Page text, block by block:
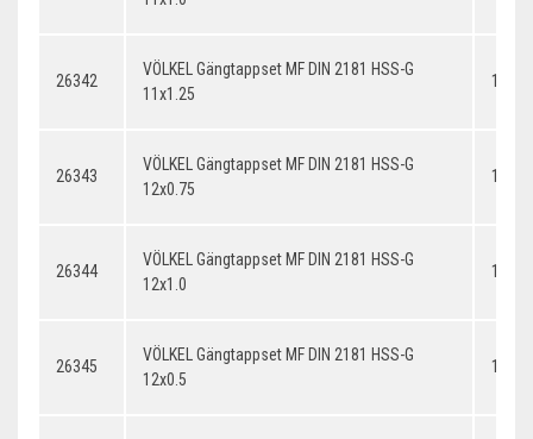
26342
VÖLKEL Gängtappset MF DIN 2181 HSS-G
11x1.25
26343
VÖLKEL Gängtappset MF DIN 2181 HSS-G
12x0.75
26344
VÖLKEL Gängtappset MF DIN 2181 HSS-G
12x1.0
26345
VÖLKEL Gängtappset MF DIN 2181 HSS-G
12x0.5